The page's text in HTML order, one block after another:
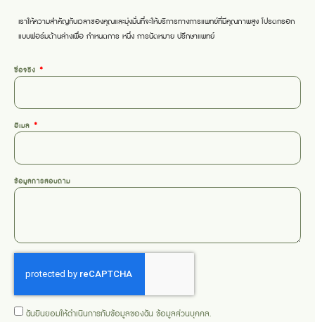
เราให้ความสำคัญกับเวลาของคุณและมุ่งมั่นที่จะให้บริการทางการแพทย์ที่มีคุณภาพสูง โปรดกรอก
แบบฟอร์มด้านล่างเพื่อ กำหนดการ หนึ่ง การนัดหมาย ปรึกษาแพทย์
ชื่อจริง
อีเมล
ข้อมูลการสอบถาม
ฉันยินยอมให้ดำเนินการกับข้อมูลของฉัน ข้อมูลส่วนบุคคล.